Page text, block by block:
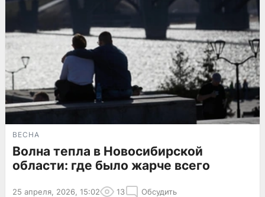
ВЕСНА
Волна тепла в Новосибирской
области: где было жарче всего
25 апреля, 2026, 15:02 13 Обсудить